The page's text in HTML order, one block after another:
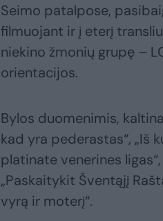
Seimo patalpose,
filmuojant ir į eterį
niekino žmonių grupę –
orientacijos.
Bylos duomenimis,
kad yra pederastas“, „Iš
platinate venerines
„Paskaitykit Šventąjį
vyrą ir moterį“.